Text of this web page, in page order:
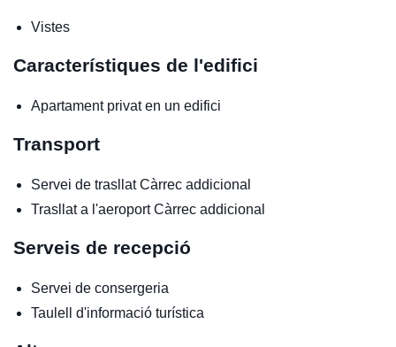
Vistes
Característiques de l'edifici
Apartament privat en un edifici
Transport
Servei de trasllatCàrrec addicional
Trasllat a l'aeroportCàrrec addicional
Serveis de recepció
Servei de consergeria
Taulell d'informació turística